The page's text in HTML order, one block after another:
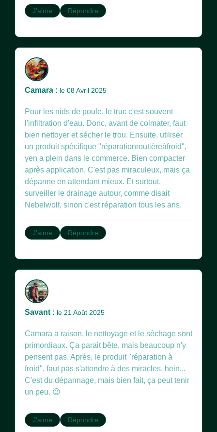
J'aime Répondre
Camara : le 08 Avril 2025
Pour les nids de poule, le truc c'est souvent
l'infiltration d'eau. Donc, avant de colmater, faut
bien nettoyer et sécher le trou. Ensuite, utiliser
un produit spécifique "réparationroutièreàfroid",
yen a plein dans le commerce. Bien compacter
après application. C'est pas miraculeux, mais ça
dépanne en attendant mieux. Et surtout,
surveiller le drainage autour, comme disait
Nebelwolf, sinon c'est réparation tous les ans.
J'aime Répondre
Savant : le 21 Août 2025
Camara a raison, le nettoyage et le séchage sont
primordiaux. Ça parait bête, mais beaucoup n'y
pensent pas. Après, le produit "réparation à
froid", faut pas s'attendre à des miracles, hein...
C'est du dépannage, mais bien fait, ça peut tenir
un peu. 😉
J'aime Répondre